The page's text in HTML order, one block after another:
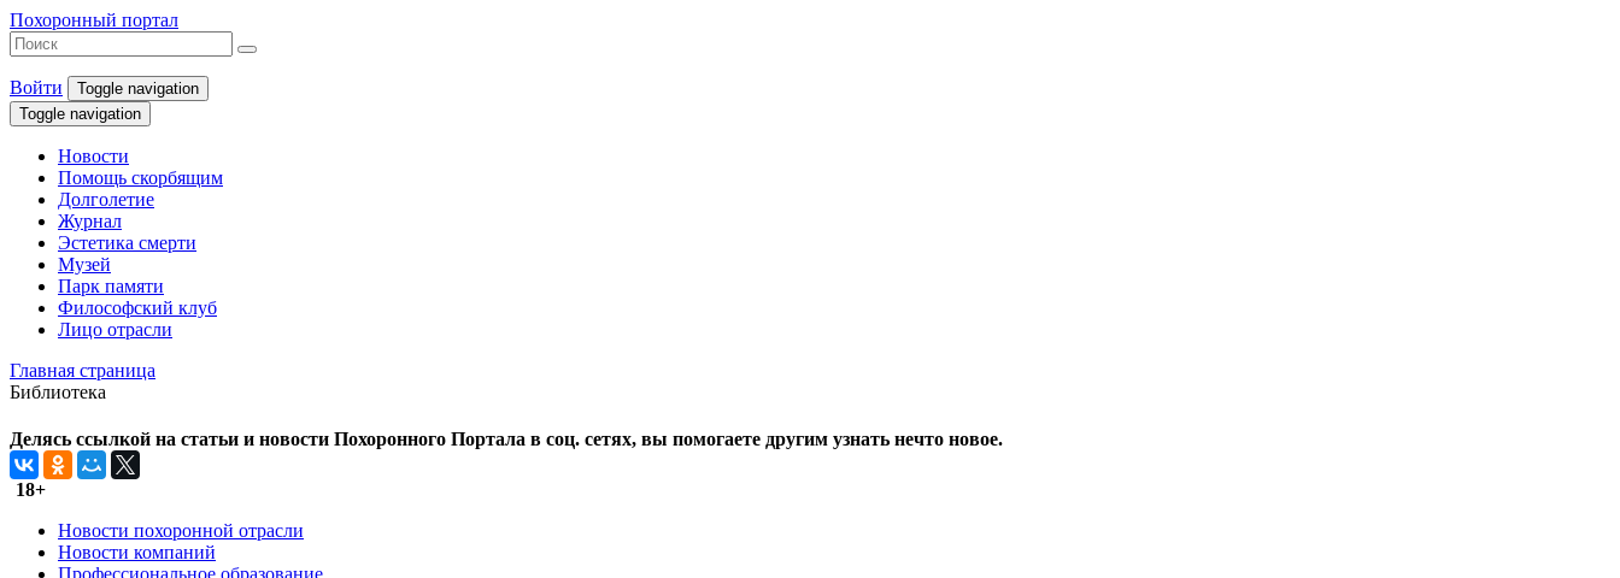
Похоронный портал
Войти
Toggle navigation
Toggle navigation
Новости
Помощь скорбящим
Долголетие
Журнал
Эстетика смерти
Музей
Парк памяти
Философский клуб
Лицо отрасли
Главная страница
Библиотека
Делясь ссылкой на статьи и новости Похоронного Портала в соц. сетях, вы помогаете другим узнать нечто новое.
18+
Новости похоронной отрасли
Новости компаний